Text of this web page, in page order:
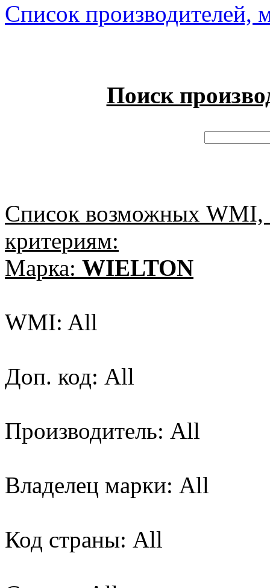
Список производителей,
Поиск
Список возможных
критериям:
Марка: WIELTON
WMI: All
Доп. код: All
Производитель: All
Владелец марки: All
Код страны: All